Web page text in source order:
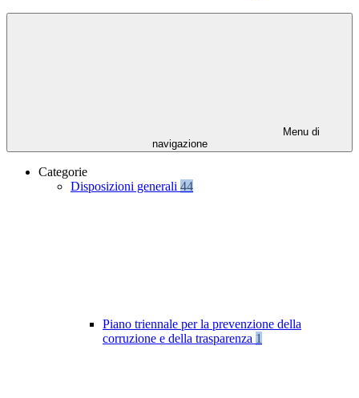
Menu di
navigazione
Categorie
Disposizioni generali 44
Piano triennale per la prevenzione della
corruzione e della trasparenza 1